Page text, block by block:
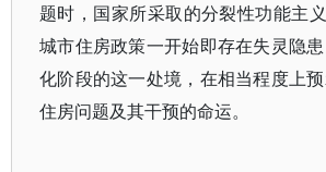
题时，国家所采取的分裂性功能主
城市住房政策一开始即存在失灵隐
化阶段的这一处境，在相当程度上
住房问题及其干预的命运。